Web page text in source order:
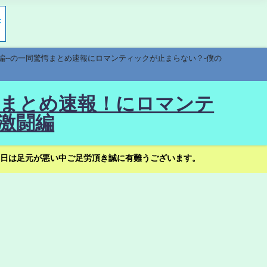
の一同驚愕まとめ速報にロマンティックが止まらない？-僕の
とめ速報！にロマンテ
闘編
足元が悪い中ご足労頂き誠に有難うございます。